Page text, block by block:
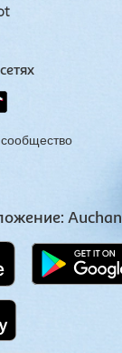
Auchan